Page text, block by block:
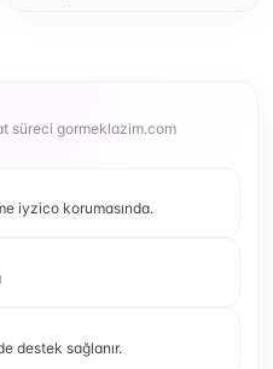
süreci gormeklazim.com
iyzico korumasında.
destek sağlanır.